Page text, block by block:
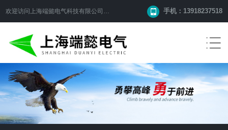
欢迎访问 上海端懿电气科技有限公司 网站！ 手机：13918237518